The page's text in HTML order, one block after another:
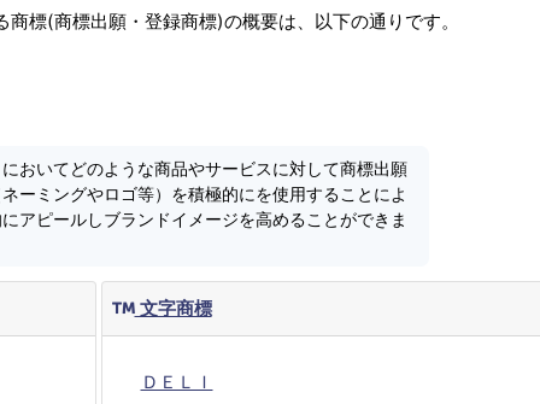
標(商標出願・登録商標)の概要は、以下の通りです。
おいてどのような商品やサービスに対して商標出願
ーミングやロゴ等）を積極的にを使用することによ
アピールしブランドイメージを高めることができま
文字商標
ＤＥＬＩ